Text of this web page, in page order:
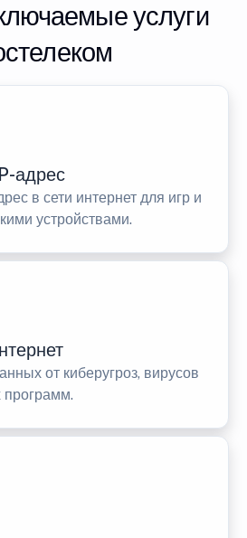
услуги
адрес
в сети интернет для игр и
устройствами.
от киберугроз, вирусов